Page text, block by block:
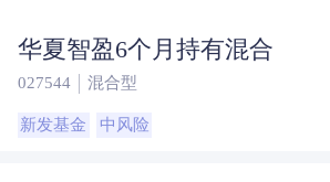
华夏智盈6个月持有混合
027544 混合型
新发基金 中风险